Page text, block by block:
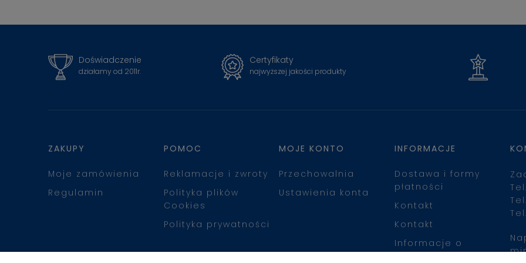
Doświadczenie
działamy od 2011r.
Certyfikaty
najwyższej jakości produkty
ZAKUPY
Moje zamówienia
Regulamin
POMOC
Reklamacje i zwroty
Polityka plików
Cookies
Polityka prywatności
MOJE KONTO
Przechowalnia
Ustawienia konta
INFORMACJE
Dostawa i formy
płatności
Kontakt
Kontakt
Informacje o